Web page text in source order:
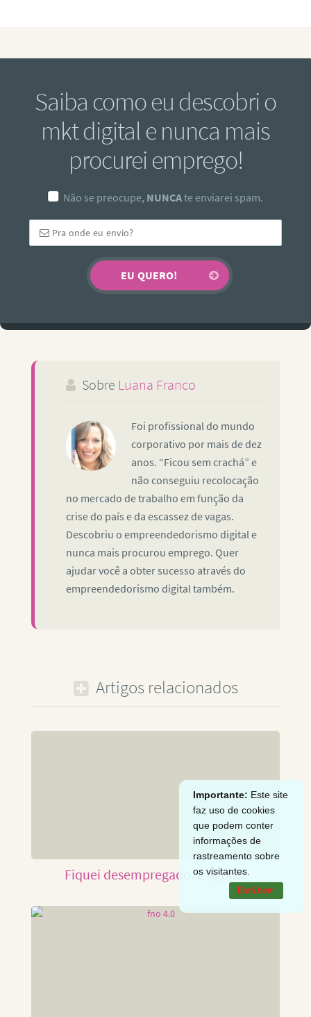
Saiba como eu descobri o
mkt digital e nunca mais
procurei emprego!
Não se preocupe, NUNCAte enviarei spam.
Sobre Luana Franco
Foi profissional do mundo
corporativo por mais de dez
anos. “Ficou sem crachá” e
não conseguiu recolocação
no mercado de trabalho em função da
crise do país e da escassez de vagas.
Descobriu o empreendedorismo digital e
nunca mais procurou emprego. Quer
ajudar você a obter sucesso através do
empreendedorismo digital também.
Artigos relacionados
Fiquei desempregado. E agora?
Importante: Este site
faz uso de cookies
que podem conter
informações de
rastreamento sobre
os visitantes.
Está bem